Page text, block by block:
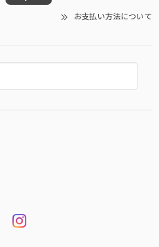
お支払い方法について